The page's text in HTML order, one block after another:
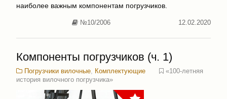
наиболее важным компонентам погрузчиков.
№10/2006 12.02.2020
Компоненты погрузчиков (ч. 1)
Погрузчики вилочные Комплектующие
«100-летняя
история вилочного погрузчика»